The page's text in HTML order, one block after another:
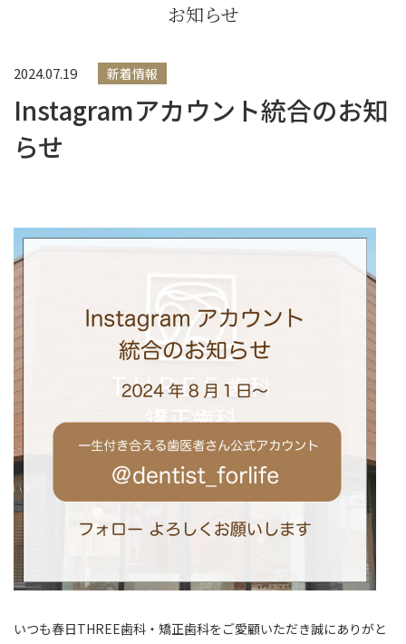
お知らせ
2024.07.19 新着情報
Instagramアカウント統合のお知
らせ
いつも春日THREE歯科・矯正歯科をご愛顧いただき誠にありがと